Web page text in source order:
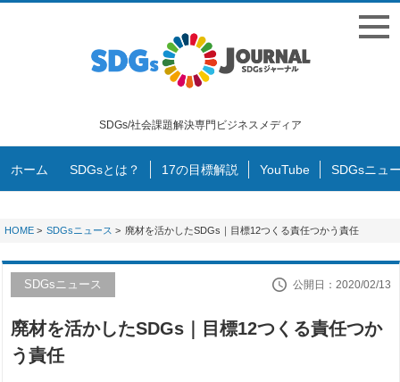
SDGs/社会課題解決専門ビジネスメディア
ホーム SDGsとは？ 17の目標解説 YouTube SDGsニュ
HOME > SDGsニュース > 廃材を活かしたSDGs｜目標12つくる責任つかう責任
SDGsニュース 公開日：2020/02/13
廃材を活かしたSDGs｜目標12つくる責任つか
う責任